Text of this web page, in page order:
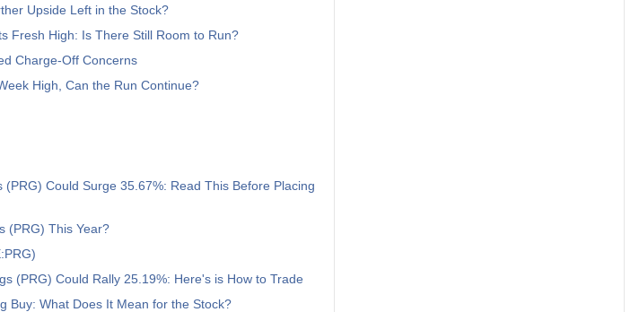
Upside Left in the Stock?
Fresh High: Is There Still Room to Run?
Charge-Off Concerns
High, Can the Run Continue?
Could Surge 35.67%: Read This Before Placing
Prog Holdings (PRG) This Year?
(PRG) Could Rally 25.19%: Here's is How to Trade
Buy: What Does It Mean for the Stock?